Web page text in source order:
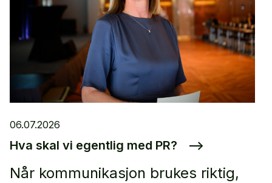
06.07.2026
Hva skal vi egentlig med PR? –>
Når kommunikasjon brukes riktig,